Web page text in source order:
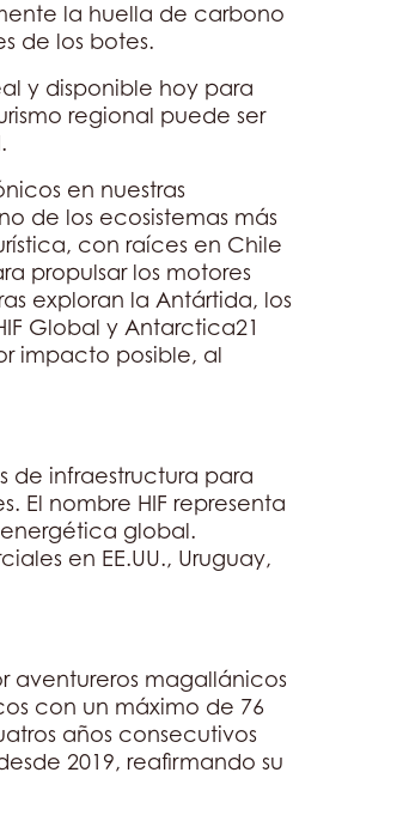
la huella de carbono
de los botes.
y disponible hoy para
regional puede ser
en nuestras
de los ecosistemas más
con raíces en Chile
propulsar los motores
exploran la Antártida, los
Global y Antarctica21
impacto posible, al
de infraestructura para
El nombre HIF representa
global.
en EE.UU., Uruguay,
aventureros magallánicos
con un máximo de 76
años consecutivos
2019, reafirmando su